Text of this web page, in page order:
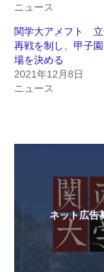
ニュース
関学大アメフト 立
再戦を制し、甲子
場を決める
2021年12月8日
ニュース
ネット広告